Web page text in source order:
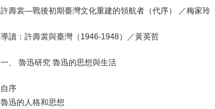
許壽裳—戰後初期臺灣文化重建的領航者（代序） ／梅家玲
導讀：許壽裳與臺灣（1946-1948）／黃英哲
一、 魯迅研究 魯迅的思想與生活
自序
魯迅的人格和思想